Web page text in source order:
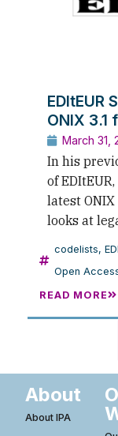
EDItEUR
ONIX 3.1
March 31,
In his
of
latest
looks at
codelists,
Open
READ MORE
About
About IPA